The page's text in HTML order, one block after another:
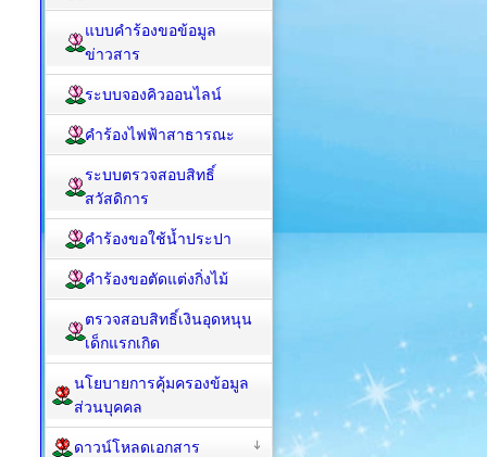
แบบคำร้องขอข้อมูล
ข่าวสาร
ระบบจองคิวออนไลน์
คำร้องไฟฟ้าสาธารณะ
ระบบตรวจสอบสิทธิ์
สวัสดิการ
คำร้องขอใช้น้ำประปา
คำร้องขอตัดแต่งกิ่งไม้
ตรวจสอบสิทธิ์เงินอุดหนุน
เด็กแรกเกิด
นโยบายการคุ้มครองข้อมูล
ส่วนบุคคล
ดาวน์โหลดเอกสาร